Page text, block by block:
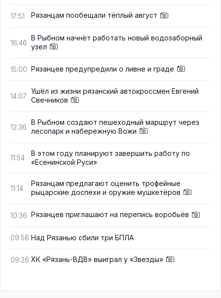
17:51 Рязанцам пообещали тёплый август
16:46
В Рыбном начнёт работать новый водозаборный
узел
15:00 Рязанцев предупредили о ливне и граде
14:07
Ушёл из жизни рязанский автокроссмен Евгений
Свечников
12:36
В Рыбном создают пешеходный маршрут через
лесопарк и набережную Вожи
11:54
В этом году планируют завершить работу по
«Есенинской Руси»
11:14
Рязанцам предлагают оценить трофейные
рыцарские доспехи и оружие мушкетёров
10:36 Рязанцев приглашают на перепись воробьёв
09:56 Над Рязанью сбили три БПЛА
09:26 ХК «Рязань-ВДВ» выиграл у «Звезды»